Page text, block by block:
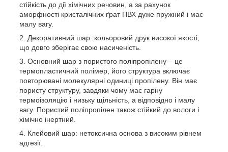
стійкість до дії хімічних речовин, а за рахунок
аморфності кристалічних ґрат ПВХ дуже пружний і має
малу вагу.
Декоративний шар: кольоровий друк високої якості,
що довго зберігає свою насиченість.
Основний шар з пористого поліпропілену – це
термопластичний полімер, його структура включає
повторювані молекулярні одиниці пропілену. Він має
пористу структуру, завдяки чому має гарну
термоізоляцію і низьку щільність, а відповідно і малу
вагу. Пористий поліпропілен також стійкий до вологи і
хімічно інертний.
Клейовий шар: нетоксична основа з високим рівнем
адгезії.